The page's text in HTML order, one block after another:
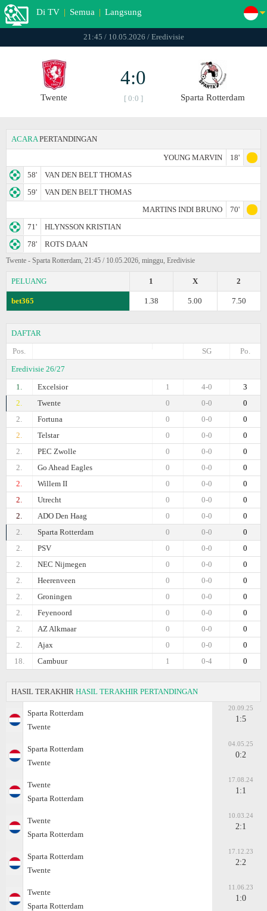
Di TV | Semua | Langsung
21:45 / 10.05.2026 / Eredivisie
Twente
4:0
[ 0:0 ] Sparta Rotterdam
ACARA PERTANDINGAN
YOUNG MARVIN
18'
58'
VAN DEN BELT THOMAS
59'
VAN DEN BELT THOMAS
MARTINS INDI BRUNO
70'
71'
HLYNSSON KRISTIAN
78'
ROTS DAAN
Twente - Sparta Rotterdam, 21:45 / 10.05.2026, minggu, Eredivisie
PELUANG 2
X
1
bet365 7.50
5.00
1.38
DAFTAR
Pos.
Po.
SG
Eredivisie 26/27
1.
Excelsior 3
4-0
1
2.
Twente 0
0-0
0
2.
Fortuna 0
0-0
0
2.
Telstar 0
0-0
0
2.
PEC Zwolle 0
0-0
0
2.
Go Ahead Eagles 0
0-0
0
2.
Willem II 0
0-0
0
2.
Utrecht 0
0-0
0
2.
ADO Den Haag 0
0-0
0
2.
Sparta Rotterdam 0
0-0
0
2.
PSV 0
0-0
0
2.
NEC Nijmegen 0
0-0
0
2.
Heerenveen 0
0-0
0
2.
Groningen 0
0-0
0
2.
Feyenoord 0
0-0
0
2.
AZ Alkmaar 0
0-0
0
2.
Ajax 0
0-0
0
18.
Cambuur 0
0-4
1
HASIL TERAKHIR HASIL TERAKHIR PERTANDINGAN
Sparta Rotterdam
Twente
20.09.25
1:5
Sparta Rotterdam
Twente
04.05.25
0:2
Twente
Sparta Rotterdam
17.08.24
1:1
Twente
Sparta Rotterdam
10.03.24
2:1
Sparta Rotterdam
Twente
17.12.23
2:2
Twente
Sparta Rotterdam
11.06.23
1:0